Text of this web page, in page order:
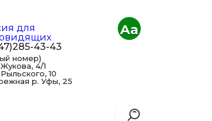
для
43-43
номер)
4/1
10
р. Уфы, 25
Aa